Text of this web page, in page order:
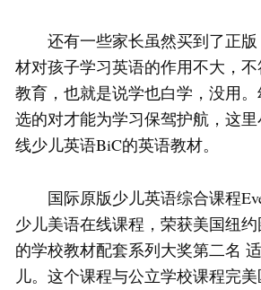
还有一些家长虽然买到了正版
材对孩子学习英语的作用不大，
教育，也就是说学也白学，没用
选的对才能为学习保驾护航，这
线少儿英语BiC的英语教材。
国际原版少儿英语综合课程
少儿美语在线课程，荣获美国纽
的学校教材配套系列大奖第二名
儿。这个课程与公立学校课程完